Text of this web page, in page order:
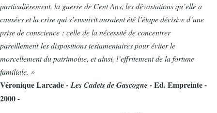
particulièrement, la guerre de Cent Ans, les dévastations qu’elle a
causées et la crise qui s’ensuivit auraient été l’étape décisive d’une
prise de conscience : celle de la nécessité de concentrer
pareillement les dispositions testamentaires pour éviter le
morcellement du patrimoine, et ainsi, l’effritement de la fortune
familiale. »
Véronique Larcade -Les Cadets de Gascogne- Ed. Empreinte -
2000 -